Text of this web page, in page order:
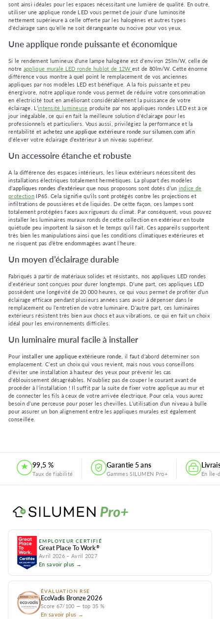
sont ainsi idéales pour les espaces nécessitant une lumière de qualité. En outre,
utiliser une applique ronde LED vous permet de jouir d’une luminosité
nettement supérieure à celle offerte par les halogènes et autres types
d’éclairage sans qu’elle ne soit dérangeante ou nocive pour vos yeux.
Une applique ronde puissante et économique
Si le rendement lumineux d’une lampe halogène est d’environ 25lm/W, celle de
notre applique murale LED ronde hublot de 12W est de 80lm/W. Cette énorme
différence vous montre à quel point le remplacement de vos anciennes
appliques par nos modèles LED est bénéfique. A la fois puissante et peu
énergivore, notre applique ronde vous permet de réduire votre consommation
en électricité tout en améliorant considérablement la puissance de votre
éclairage. L’intensité lumineuse produite par nos appliques rondes LED est à ce
jour inégalable, ce qui en fait la meilleure solution d’éclairage pour les
professionnels et particuliers. Vous aussi, privilégiez la performance et la
rentabilité et achetez une applique extérieure ronde sur silumen.com afin
d’élever votre éclairage d’extérieur à un niveau supérieur.
Un accessoire étanche et robuste
A la différence des espaces intérieurs, les lieux extérieurs nécessitent des
installations électriques totalement hermétiques. La plupart des modèles
d’appliques rondes d’extérieur que nous proposons sont dotés d’un indice de
protection IP65. Cela signifie qu’ils sont protégés contre les projections et
infiltrations de poussières et de liquides. De cette façon, ces lampes sont
totalement protégées faces aux rigueurs du climat. Par conséquent, vous pouvez
installer les luminaires muraux ronds de cette collection en extérieur en toute
quiétude peu importent la saison et le temps qu’il fait. Ces appareils supportent
très bien les manipulations ainsi que les conditions climatiques extérieures et
ne risquent pas d’être endommagées avant l’heure.
Un moyen d’éclairage durable
Fabriqués à partir de matériaux solides et résistants, nos appliques LED rondes
d’extérieur sont conçues pour durer longtemps. D’une part, ces appliques LED
possèdent une longévité de 20 000 heures, ce qui vous permet de profiter d’un
éclairage efficace pendant plusieurs années sans avoir à dépenser dans le
remplacement ou l’entretien de votre luminaire. D’autre part, ces luminaires
extérieurs résistent très bien aux chocs et aux vibrations, ce qui en fait un choix
idéal pour les environnements difficiles.
Un luminaire mural facile à installer
Pour installer une applique extérieure ronde , il faut d’abord déterminer son
emplacement. C’est un choix qui vous revient, mais nous vous conseillons
d’éviter une installation à hauteur des yeux pour prévenir les cas
d’éblouissement désagréables. N’oubliez pas de couper le courant avant de
procéder à l’installation ! Il suffit par la suite de fixer votre applique au mur et
de connecter les fils à ceux de votre arrivée électrique. Pour cela, vous aurez
besoin d’une perceuse pour poser les chevilles. L’utilisation d’un niveau à bulle
pour assurer un bon alignement entre les appliques murales est également
conseillée.
99,5 %
Taux de fiabilité
Garantie 5 ans
Gammes SILUMEN Pro+ En Île-
EMPLOYEUR CERTIFIÉ
Great Place To Work®
Avril 2026 – Avril 2027
En savoir plus →
ÉVALUATION RSE
EcoVadis Bronze 2026
Score 67/100 — top 35 %
En savoir plus →